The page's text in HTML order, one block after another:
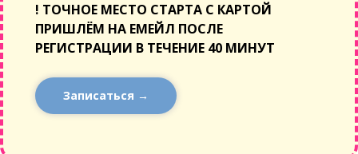
! ТОЧНОЕ МЕСТО СТАРТА С КАРТОЙ
ПРИШЛЁМ НА ЕМЕЙЛ ПОСЛЕ
РЕГИСТРАЦИИ В ТЕЧЕНИЕ 40 МИНУТ
Записаться →